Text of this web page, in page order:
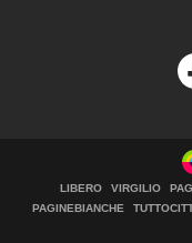
LIBERO VIRGILIO
PAGINEBIANCHE